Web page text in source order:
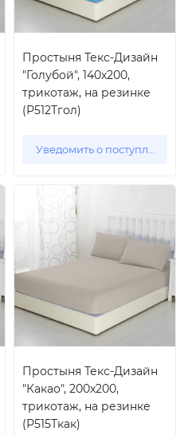
Простыня Текс-Дизайн
"Голубой", 140x200,
трикотаж, на резинке
(Р512Тгол)
Уведомить о поступлении
Простыня Текс-Дизайн
"Какао", 200x200,
трикотаж, на резинке
(Р515Ткак)